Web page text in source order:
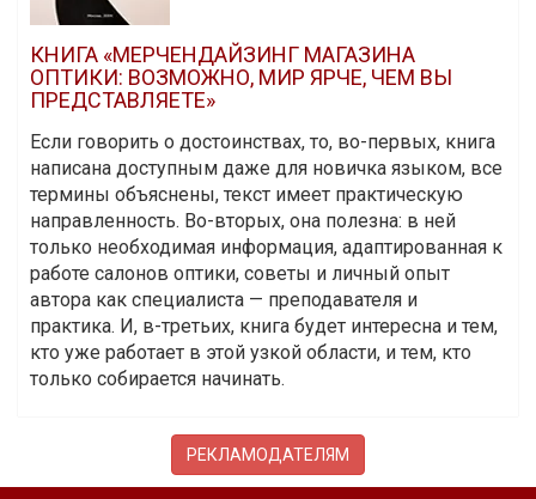
КНИГА «МЕРЧЕНДАЙЗИНГ МАГАЗИНА
ОПТИКИ: ВОЗМОЖНО, МИР ЯРЧЕ, ЧЕМ ВЫ
ПРЕДСТАВЛЯЕТЕ»
Если говорить о достоинствах, то, во-первых, книга
написана доступным даже для новичка языком, все
термины объяснены, текст имеет практическую
направленность. Во-вторых, она полезна: в ней
только необходимая информация, адаптированная к
работе салонов оптики, советы и личный опыт
автора как специалиста — преподавателя и
практика. И, в-третьих, книга будет интересна и тем,
кто уже работает в этой узкой области, и тем, кто
только собирается начинать.
РЕКЛАМОДАТЕЛЯМ